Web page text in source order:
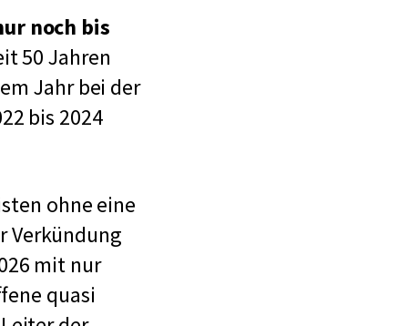
noch bis
50 Jahren
Jahr bei der
bis 2024
ohne eine
Verkündung
mit nur
quasi